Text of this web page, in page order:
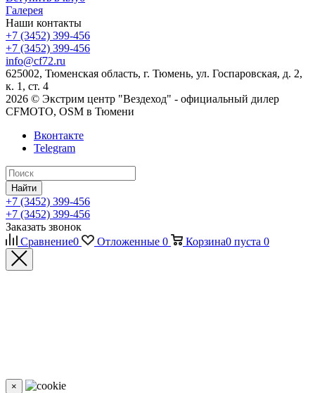
Галерея
Наши контакты
+7 (3452) 399-456
+7 (3452) 399-456
info@cf72.ru
625002, Тюменская область, г. Тюмень, ул. Госпаровская, д. 2,
к. 1, ст. 4
2026 © Экстрим центр "Вездеход" - официальный дилер
CFMOTO, OSM в Тюмени
Вконтакте
Telegram
Найти
+7 (3452) 399-456
+7 (3452) 399-456
Заказать звонок
Сравнение0 Отложенные 0 Корзина0 пуста 0
×